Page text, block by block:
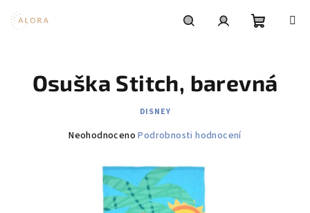
obsah
košík
Osuška Stitch, barevná
DISNEY
Průměrné
produktu
Neohodnoceno Podrobnosti hodnocení